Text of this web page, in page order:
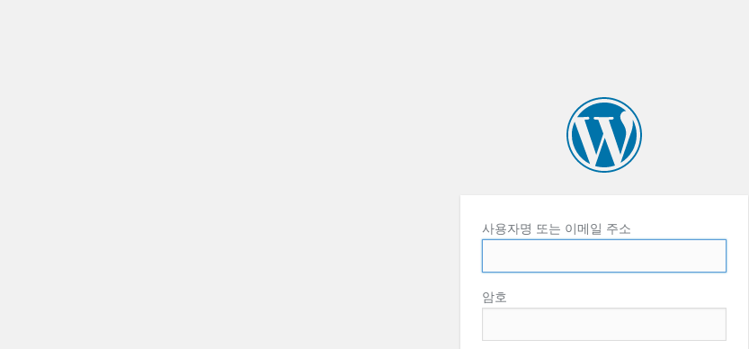
사용자명 또는 이메일 주소
암호